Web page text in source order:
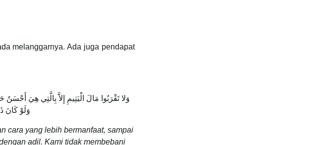
melanggarnya. Ada juga pendapat
وَلا تَقْرَبُوا مَالَ الْيَتِيمِ إِلاَّ بِالَّتِي هِيَ
وَلَوْ كَانَ
cara yang lebih bermanfaat, sampai
adil. Kami tidak membebani